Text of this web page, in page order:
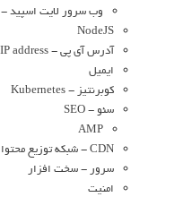
وب سرور لایت اسپید - LiteSpeed
NodeJS
آدرس آی پی - IP address
ایمیل
کوبرنتیز - Kubernetes
سئو - SEO
AMP
CDN - شبکه توزیع محتوا
سرور - سخت افزار
امنیت